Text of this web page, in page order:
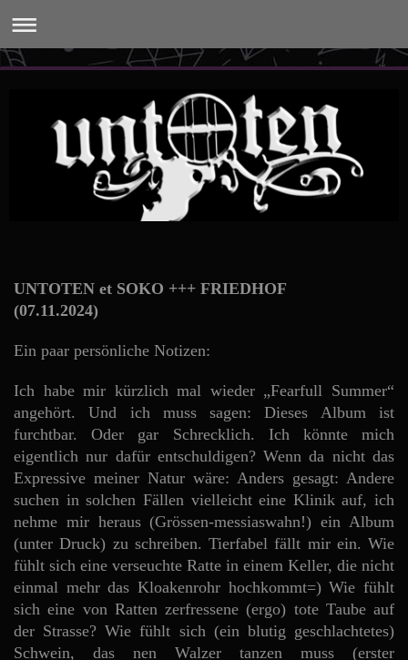
UNTOTEN et SOKO +++ FRIEDHOF
(07.11.2024)
Ein paar persönliche Notizen:
Ich habe mir kürzlich mal wieder „Fearfull Summer“
angehört. Und ich muss sagen: Dieses Album ist
furchtbar. Oder gar Schrecklich. Ich könnte mich
eigentlich nur dafür entschuldigen? Wenn da nicht das
Expressive meiner Natur wäre: Anders gesagt: Andere
suchen in solchen Fällen vielleicht eine Klinik auf, ich
nehme mir heraus (Grössen-messiaswahn!) ein Album
(unter Druck) zu schreiben. Tierfabel fällt mir ein. Wie
fühlt sich eine verseuchte Ratte in einem Keller, die nicht
einmal mehr das Kloakenrohr hochkommt=) Wie fühlt
sich eine von Ratten zerfressene (ergo) tote Taube auf
der Strasse? Wie fühlt sich (ein blutig geschlachtetes)
Schwein, das nen Walzer tanzen muss (erster